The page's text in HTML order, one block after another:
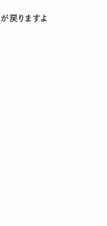
戻りますよ